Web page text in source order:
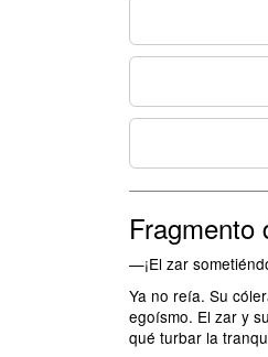
Fragmento
—¡El zar
Ya no reía. Su
egoísmo. El zar y
qué turbar la